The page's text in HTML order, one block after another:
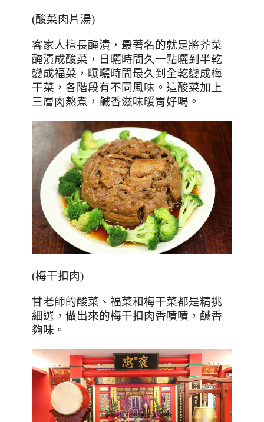
(酸菜肉片湯)
客家人擅長醃漬，最著名的就是將芥菜
醃漬成酸菜，日曬時間久一點曬到半乾
變成福菜，曝曬時間最久到全乾變成梅
干菜，各階段有不同風味。這酸菜加上
三層肉熬煮，鹹香滋味暖胃好喝。
(梅干扣肉)
甘老師的酸菜、福菜和梅干菜都是精挑
細選，做出來的梅干扣肉香噴噴，鹹香
夠味。